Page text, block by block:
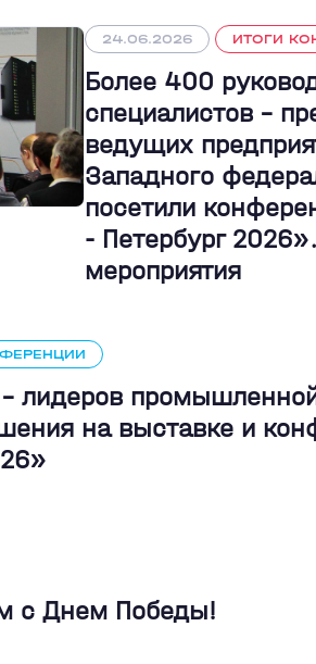
24.06.2026 ИТОГИ
Более 400
специалистов –
ведущих
Западного
посетили
- Петербург
мероприятия
лидеров
на выставке и
с Днем Победы!